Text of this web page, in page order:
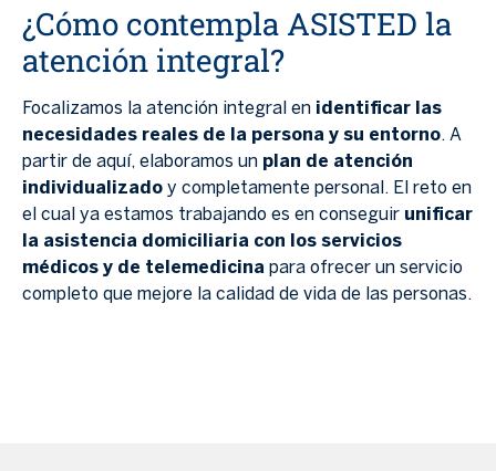
¿Cómo contempla ASISTED la
atención integral?
Focalizamos la atención integral en identificar las
necesidades reales de la persona y su entorno. A
partir de aquí, elaboramos un plan de atención
individualizado y completamente personal. El reto en
el cual ya estamos trabajando es en conseguir unificar
la asistencia domiciliaria con los servicios
médicos y de telemedicina para ofrecer un servicio
completo que mejore la calidad de vida de las personas.